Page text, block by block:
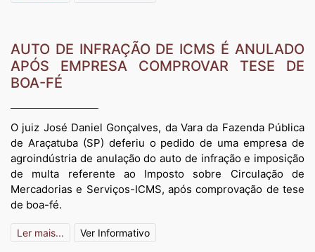
AUTO DE INFRAÇÃO DE ICMS É ANULADO
APÓS EMPRESA COMPROVAR TESE DE
BOA-FÉ
O juiz José Daniel Gonçalves, da Vara da Fazenda Pública
de Araçatuba (SP) deferiu o pedido de uma empresa de
agroindústria de anulação do auto de infração e imposição
de multa referente ao Imposto sobre Circulação de
Mercadorias e Serviços-ICMS, após comprovação de tese
de boa-fé.
Ler mais... Ver Informativo